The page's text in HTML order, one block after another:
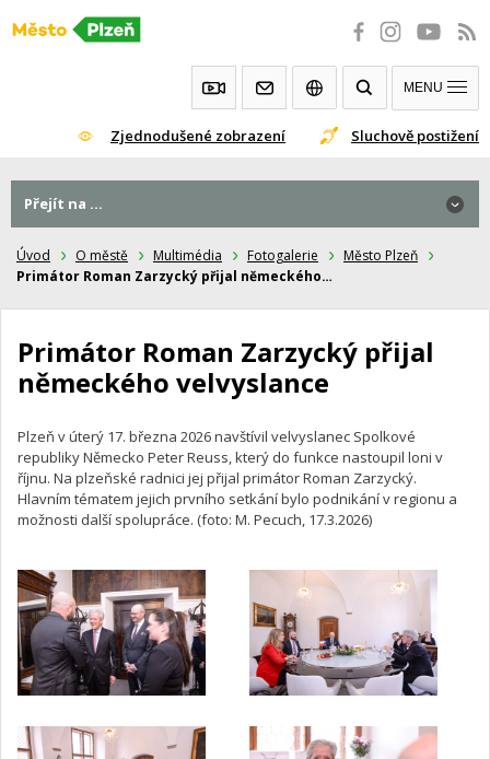
Přeskočit
Zjednodušené zobrazení Sluchově postižení
MENU
Úvod O městě Multimédia Fotogalerie
Město Plzeň
Primátor Roman Zarzycký přijal německého…
Primátor Roman Zarzycký přijal
německého velvyslance
Plzeň v úterý 17. března 2026 navštívil velvyslanec Spolkové
republiky Německo Peter Reuss, který do funkce nastoupil loni v
říjnu. Na plzeňské radnici jej přijal primátor Roman Zarzycký.
Hlavním tématem jejich prvního setkání bylo podnikání v regionu a
možnosti další spolupráce. (foto: M. Pecuch, 17.3.2026)
Přejít na ...
Přejít na ...